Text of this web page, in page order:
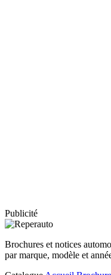
Publicité
Brochures et notices
par marque, modèle et